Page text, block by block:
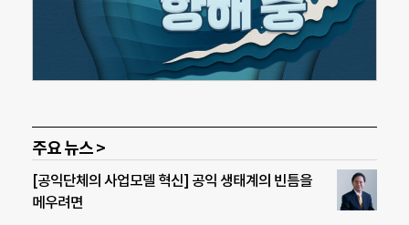
주요 뉴스 >
[공익단체의 사업모델 혁신] 공익 생태계의 빈틈을
메우려면